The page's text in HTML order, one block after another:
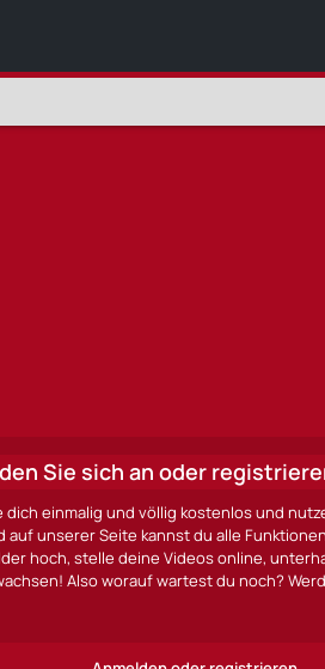
Sie sich an oder
einmalig und völlig kostenlos und
unserer Seite kannst du alle
hoch, stelle deine Videos online,
Also worauf wartest du noch?